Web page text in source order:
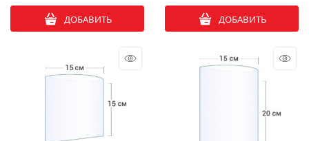
ДОБАВИТЬ ДОБАВИТЬ